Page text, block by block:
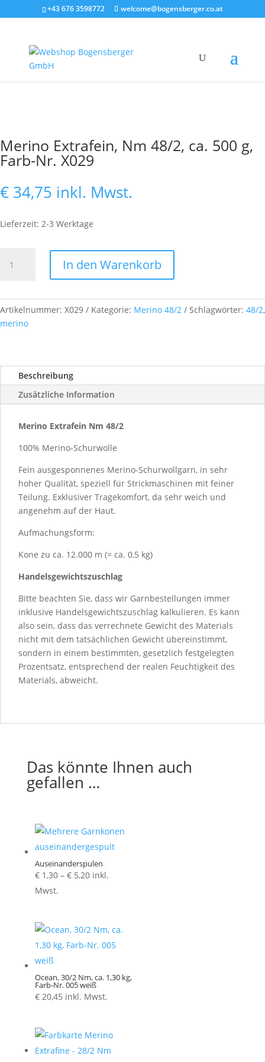
+43 676 3598772 welcome@bogensberger.co.at
Merino Extrafein, Nm 48/2, ca. 500 g,
Farb-Nr. X029
€ 34,75 inkl. Mwst.
Lieferzeit: 2-3 Werktage
Extrafein,
ca.
500
Nr.
Menge
In den Warenkorb
Artikelnummer: X029 Kategorie: Merino 48/2 Schlagwörter: 48/2,
merino
Beschreibung
Zusätzliche Information
Merino Extrafein Nm 48/2
100% Merino-Schurwolle
Fein ausgesponnenes Merino-Schurwollgarn, in sehr
hoher Qualität, speziell für Strickmaschinen mit feiner
Teilung. Exklusiver Tragekomfort, da sehr weich und
angenehm auf der Haut.
Aufmachungsform:
Kone zu ca. 12.000 m (= ca. 0,5 kg)
Handelsgewichtszuschlag
Bitte beachten Sie, dass wir Garnbestellungen immer
inklusive Handelsgewichtszuschlag kalkulieren. Es kann
also sein, dass das verrechnete Gewicht des Materials
nicht mit dem tatsächlichen Gewicht übereinstimmt,
sondern in einem bestimmten, gesetzlich festgelegten
Prozentsatz, entsprechend der realen Feuchtigkeit des
Materials, abweicht.
Das könnte Ihnen auch
gefallen …
Auseinanderspulen
€1,30 – €5,20Preisspanne:
inkl.
Mwst.
Ocean, 30/2 Nm, ca. 1,30 kg,
Farb-Nr. 005 weiß
€20,45 inkl. Mwst.